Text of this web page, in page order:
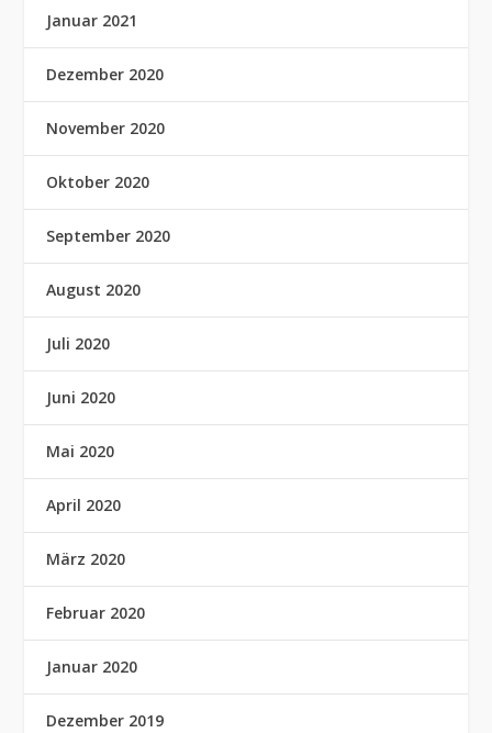
Januar 2021
Dezember 2020
November 2020
Oktober 2020
September 2020
August 2020
Juli 2020
Juni 2020
Mai 2020
April 2020
März 2020
Februar 2020
Januar 2020
Dezember 2019